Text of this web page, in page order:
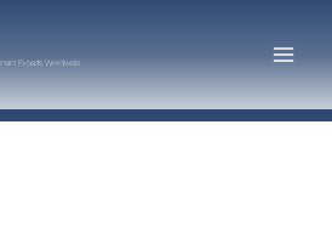
Main